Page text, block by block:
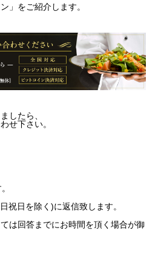
」をご紹介します。
したら、
せ下さい。
祝日を除く)に返信致します。
は回答までにお時間を頂く場合が御